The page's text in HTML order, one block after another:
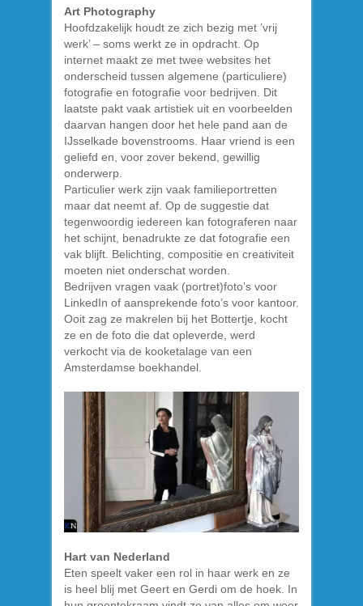
Art Photography
Hoofdzakelijk houdt ze zich bezig met ’vrij
werk’ – soms werkt ze in opdracht. Op
internet maakt ze met twee websites het
onderscheid tussen algemene (particuliere)
fotografie en fotografie voor bedrijven. Dit
laatste pakt vaak artistiek uit en voorbeelden
daarvan hangen door het hele pand aan de
IJsselkade bovenstrooms. Haar vriend is een
geliefd en, voor zover bekend, gewillig
onderwerp.
Particulier werk zijn vaak familieportretten
maar dat neemt af. Op de suggestie dat
tegenwoordig iedereen kan fotograferen naar
het schijnt, benadrukte ze dat fotografie een
vak blijft. Belichting, compositie en creativiteit
moeten niet onderschat worden.
Bedrijven vragen vaak (portret)foto’s voor
LinkedIn of aansprekende foto’s voor kantoor.
Ooit zag ze makrelen bij het Bottertje, kocht
ze en de foto die dat opleverde, werd
verkocht via de kooketalage van een
Amsterdamse boekhandel.
Hart van Nederland
Eten speelt vaker een rol in haar werk en ze
is heel blij met Geert en Gerdi om de hoek. In